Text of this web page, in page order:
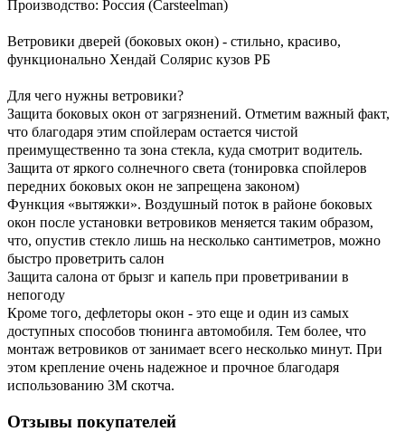
Производство: Россия (Carsteelman)
Ветровики дверей (боковых окон) - стильно, красиво,
функционально Хендай Солярис кузов РБ
Для чего нужны ветровики?
Защита боковых окон от загрязнений. Отметим важный факт,
что благодаря этим спойлерам остается чистой
преимущественно та зона стекла, куда смотрит водитель.
Защита от яркого солнечного света (тонировка спойлеров
передних боковых окон не запрещена законом)
Функция «вытяжки». Воздушный поток в районе боковых
окон после установки ветровиков меняется таким образом,
что, опустив стекло лишь на несколько сантиметров, можно
быстро проветрить салон
Защита салона от брызг и капель при проветривании в
непогоду
Кроме того, дефлеторы окон - это еще и один из самых
доступных способов тюнинга автомобиля. Тем более, что
монтаж ветровиков от занимает всего несколько минут. При
этом крепление очень надежное и прочное благодаря
использованию 3М скотча.
Отзывы покупателей